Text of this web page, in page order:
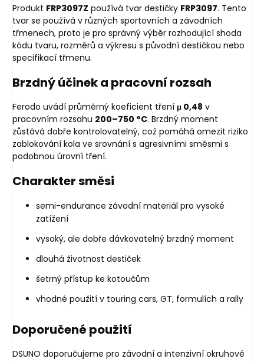
Produkt FRP3097Z používá tvar destičky FRP3097. Tento
tvar se používá v různých sportovních a závodních
třmenech, proto je pro správný výběr rozhodující shoda
kódu tvaru, rozměrů a výkresu s původní destičkou nebo
specifikací třmenu.
Brzdný účinek a pracovní rozsah
Ferodo uvádí průměrný koeficient tření μ 0,48 v
pracovním rozsahu 200–750 °C. Brzdný moment
zůstává dobře kontrolovatelný, což pomáhá omezit riziko
zablokování kola ve srovnání s agresivními směsmi s
podobnou úrovní tření.
Charakter směsi
semi-endurance závodní materiál pro vysoké
zatížení
vysoký, ale dobře dávkovatelný brzdný moment
dlouhá životnost destiček
šetrný přístup ke kotoučům
vhodné použití v touring cars, GT, formulích a rally
Doporučené použití
DSUNO doporučujeme pro závodní a intenzivní okruhové